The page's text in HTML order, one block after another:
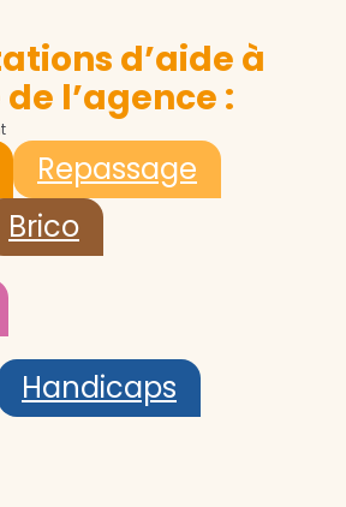
d’aide à
l’agence :
Repassage
Brico
Handicaps